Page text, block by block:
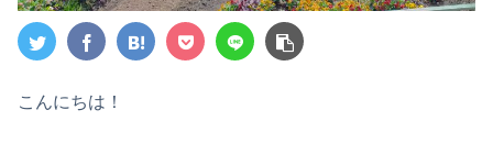
こんにちは！